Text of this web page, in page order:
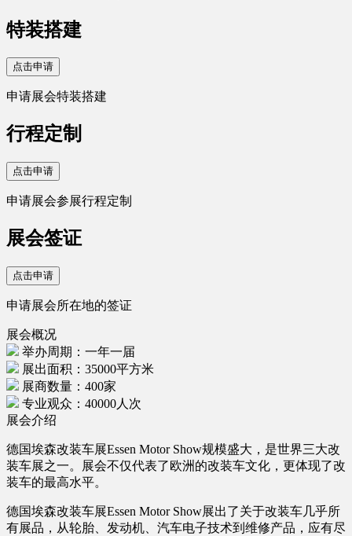
特装搭建
点击申请
申请展会特装搭建
行程定制
点击申请
申请展会参展行程定制
展会签证
点击申请
申请展会所在地的签证
展会概况
举办周期：一年一届
展出面积：35000平方米
展商数量：400家
专业观众：40000人次
展会介绍
德国埃森改装车展Essen Motor Show规模盛大，是世界三大改
装车展之一。展会不仅代表了欧洲的改装车文化，更体现了改
装车的最高水平。
德国埃森改装车展Essen Motor Show展出了关于改装车几乎所
有展品，从轮胎、发动机、汽车电子技术到维修产品，应有尽